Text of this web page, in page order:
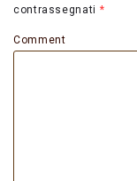
contrassegnati *
Comment